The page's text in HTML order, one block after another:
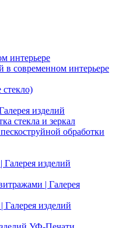
интерьере
в современном интерьере
изделий
стекла и зеркал
обработки
Галерея изделий
| Галерея
Галерея изделий